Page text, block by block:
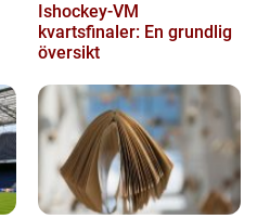
Ishockey-VM
kvartsfinaler: En grundlig
översikt